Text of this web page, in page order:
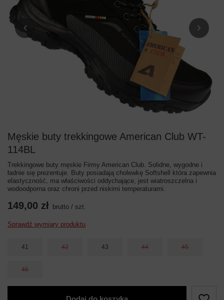
Męskie buty trekkingowe American Club WT-
114BL
Trekkingowe buty męskie Firmy American Club. Solidne, wygodne i
ładnie się prezentuje. Buty posiadają cholewkę Softshell która zapewnia
elastyczność, ma właściwości oddychające, jest wiatroszczelna i
wodoodporna oraz chroni przed niskimi temperaturami.
149,00 zł brutto / szt.
Sprawdź wymiary produktu
41 42 43 44 45
46